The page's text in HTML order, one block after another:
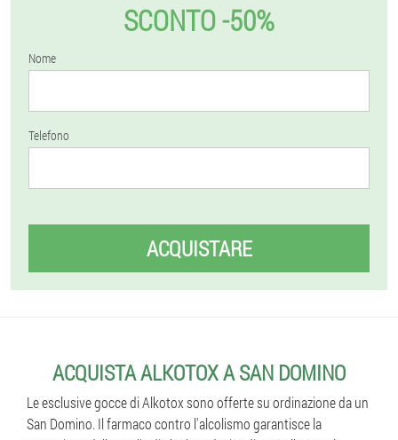
SCONTO -50%
Nome
Telefono
ACQUISTARE
ACQUISTA ALKOTOX A SAN DOMINO
Le esclusive gocce di Alkotox sono offerte su ordinazione da un
San Domino. Il farmaco contro l'alcolismo garantisce la